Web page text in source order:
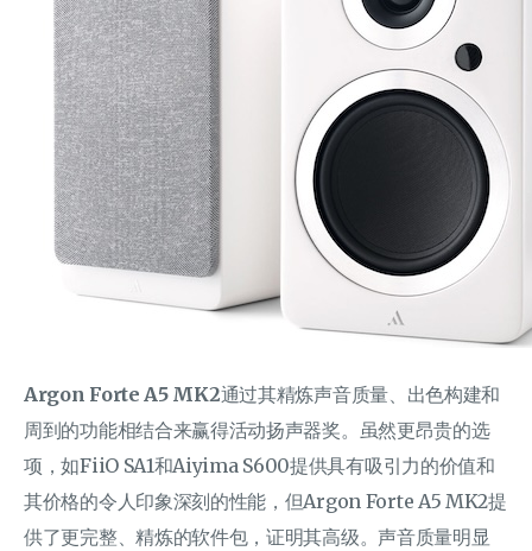
Argon Forte A5 MK2通过其精炼声音质量、出色构建和
周到的功能相结合来赢得活动扬声器奖。虽然更昂贵的选
项，如FiiO SA1和Aiyima S600提供具有吸引力的价值和
其价格的令人印象深刻的性能，但Argon Forte A5 MK2提
供了更完整、精炼的软件包，证明其高级。声音质量明显